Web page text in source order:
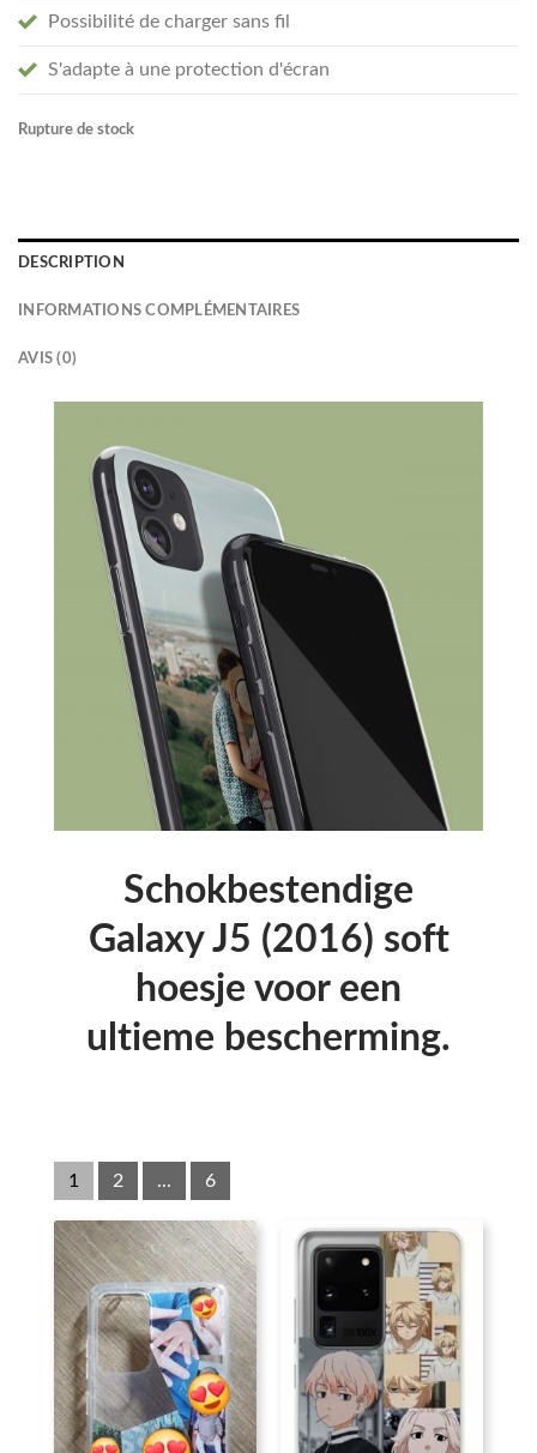
Possibilité de charger sans fil
S'adapte à une protection d'écran
Rupture de stock
DESCRIPTION
INFORMATIONS COMPLÉMENTAIRES
AVIS (0)
Schokbestendige
Galaxy J5 (2016) soft
hoesje voor een
ultieme bescherming.
1 2 ... 6